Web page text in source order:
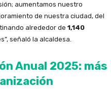
aumentamos nuestro
de nuestra ciudad, del
alrededor de 1,140
señaló la alcaldesa.
Anual 2025: más